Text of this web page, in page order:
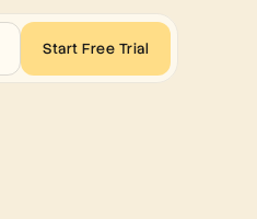
Start Free Trial